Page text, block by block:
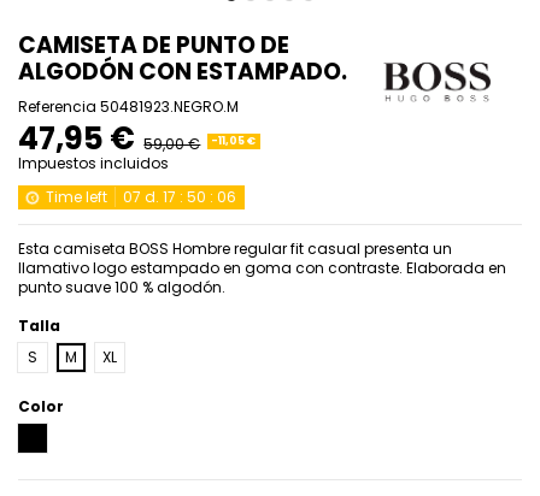
CAMISETA DE PUNTO DE
ALGODÓN CON ESTAMPADO.
Referencia 50481923.NEGRO.M
47,95 € 59,00 € -11,05 €
Impuestos incluidos
Time left
07 d. 17 :50 :06
Esta camiseta BOSS Hombre regular fit casual presenta un
llamativo logo estampado en goma con contraste. Elaborada en
punto suave 100 % algodón.
Talla
S
M XL
Color